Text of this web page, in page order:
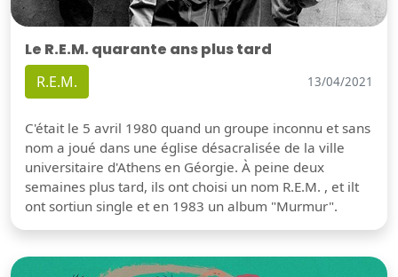
Le R.E.M. quarante ans plus tard
R.E.M. 13/04/2021
C'était le 5 avril 1980 quand un groupe inconnu et sans
nom a joué dans une église désacralisée de la ville
universitaire d'Athens en Géorgie. À peine deux
semaines plus tard, ils ont choisi un nom R.E.M. , et ilt
ont sortiun single et en 1983 un album "Murmur".